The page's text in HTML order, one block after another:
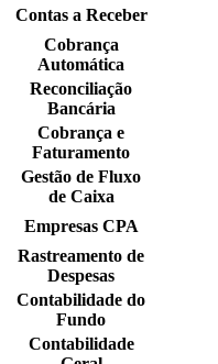
Contas a Receber
Cobrança
Automática
Reconciliação
Bancária
Cobrança e
Faturamento
Gestão de Fluxo
de Caixa
Empresas CPA
Rastreamento de
Despesas
Contabilidade do
Fundo
Contabilidade